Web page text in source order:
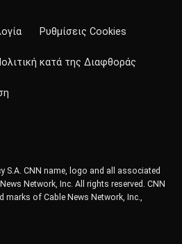
Ρυθμίσεις Cookies
κατά της Διαφθοράς
S.A. CNN name, logo and all associated
Network, Inc. All rights reserved. CNN
marks of Cable News Network, Inc.,